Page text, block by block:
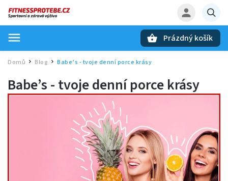
Prázdný košík
Domů / Blog / Babe’s - tvoje denní porce krásy
Babe’s - tvoje denní porce krásy